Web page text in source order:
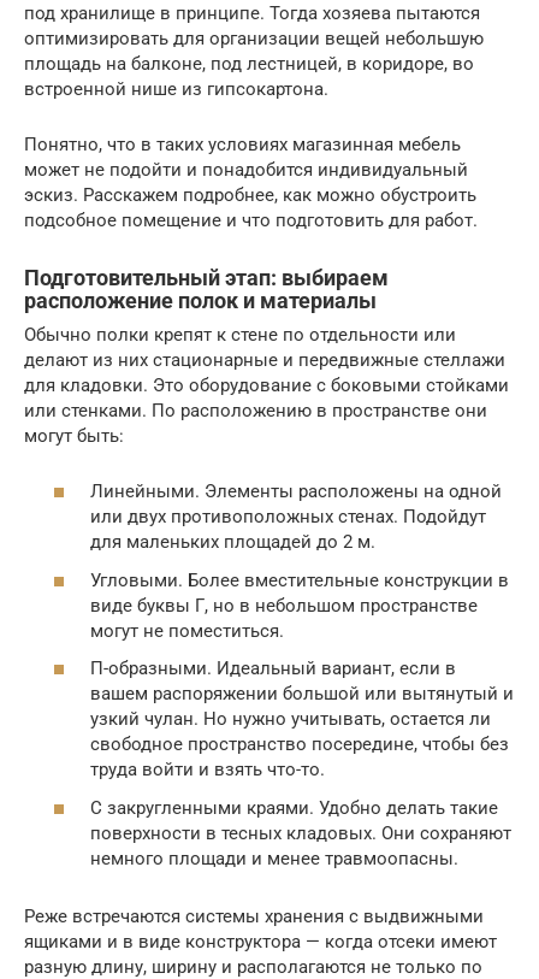
под хранилище в принципе. Тогда хозяева пытаются
оптимизировать для организации вещей небольшую
площадь на балконе, под лестницей, в коридоре, во
встроенной нише из гипсокартона.
Понятно, что в таких условиях магазинная мебель
может не подойти и понадобится индивидуальный
эскиз. Расскажем подробнее, как можно обустроить
подсобное помещение и что подготовить для работ.
Подготовительный этап: выбираем
расположение полок и материалы
Обычно полки крепят к стене по отдельности или
делают из них стационарные и передвижные стеллажи
для кладовки. Это оборудование с боковыми стойками
или стенками. По расположению в пространстве они
могут быть:
Линейными. Элементы расположены на одной
или двух противоположных стенах. Подойдут
для маленьких площадей до 2 м.
Угловыми. Более вместительные конструкции в
виде буквы Г, но в небольшом пространстве
могут не поместиться.
П-образными. Идеальный вариант, если в
вашем распоряжении большой или вытянутый и
узкий чулан. Но нужно учитывать, остается ли
свободное пространство посередине, чтобы без
труда войти и взять что-то.
С закругленными краями. Удобно делать такие
поверхности в тесных кладовых. Они сохраняют
немного площади и менее травмоопасны.
Реже встречаются системы хранения с выдвижными
ящиками и в виде конструктора — когда отсеки имеют
разную длину, ширину и располагаются не только по